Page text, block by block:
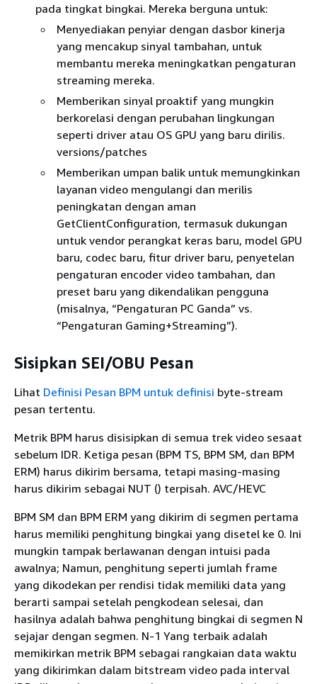
pada tingkat bingkai. Mereka berguna untuk:
Menyediakan penyiar dengan dasbor kinerja
yang mencakup sinyal tambahan, untuk
membantu mereka meningkatkan pengaturan
streaming mereka.
Memberikan sinyal proaktif yang mungkin
berkorelasi dengan perubahan lingkungan
seperti driver atau OS GPU yang baru dirilis.
versions/patches
Memberikan umpan balik untuk memungkinkan
layanan video mengulangi dan merilis
peningkatan dengan aman
GetClientConfiguration, termasuk dukungan
untuk vendor perangkat keras baru, model GPU
baru, codec baru, fitur driver baru, penyetelan
pengaturan encoder video tambahan, dan
preset baru yang dikendalikan pengguna
(misalnya, “Pengaturan PC Ganda” vs.
“Pengaturan Gaming+Streaming”).
Sisipkan SEI/OBU Pesan
Lihat Definisi Pesan BPM untuk definisi byte-stream
pesan tertentu.
Metrik BPM harus disisipkan di semua trek video sesaat
sebelum IDR. Ketiga pesan (BPM TS, BPM SM, dan BPM
ERM) harus dikirim bersama, tetapi masing-masing
harus dikirim sebagai NUT () terpisah. AVC/HEVC
BPM SM dan BPM ERM yang dikirim di segmen pertama
harus memiliki penghitung bingkai yang disetel ke 0. Ini
mungkin tampak berlawanan dengan intuisi pada
awalnya; Namun, penghitung seperti jumlah frame
yang dikodekan per rendisi tidak memiliki data yang
berarti sampai setelah pengkodean selesai, dan
hasilnya adalah bahwa penghitung bingkai di segmen N
sejajar dengan segmen. N-1 Yang terbaik adalah
memikirkan metrik BPM sebagai rangkaian data waktu
yang dikirimkan dalam bitstream video pada interval